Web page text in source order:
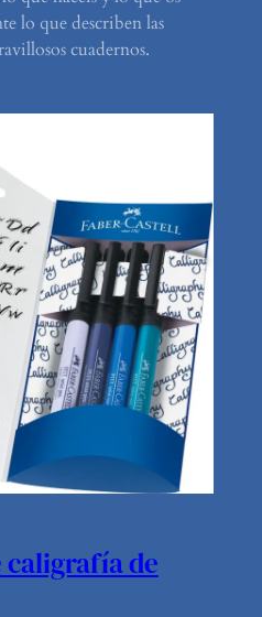
lo que describen las
cuadernos.
caligrafía de